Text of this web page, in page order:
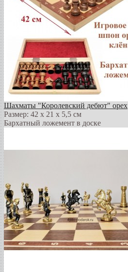
Шахматы "Королевский дебют" орех
Размер: 42 х 21 х 5,5 см
Бархатный ложемент в доске